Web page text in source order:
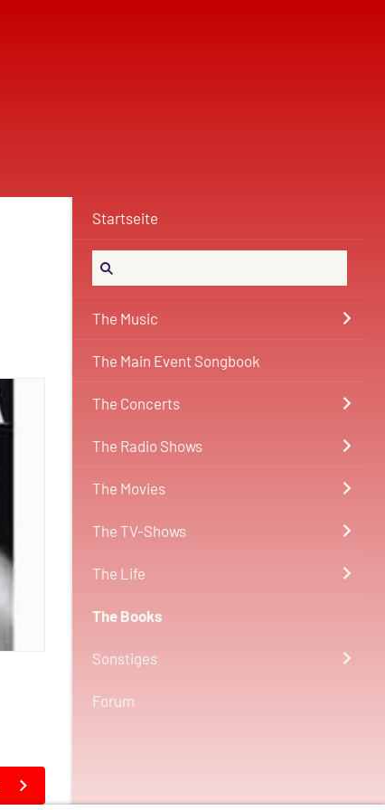
Startseite
The Music
The Main Event Songbook
The Concerts
The Radio Shows
The Movies
The TV-Shows
The Life
The Books
Sonstiges
Forum